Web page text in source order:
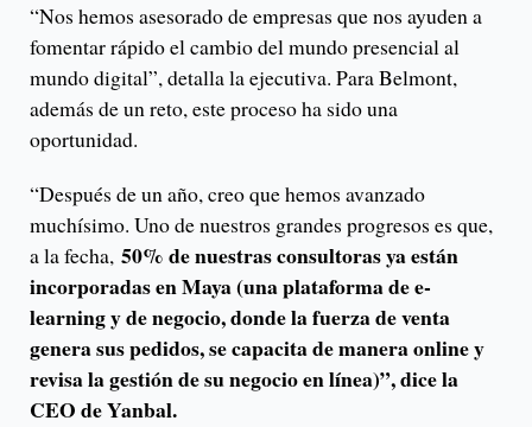
“Nos hemos asesorado de empresas que nos ayuden a
fomentar rápido el cambio del mundo presencial al
mundo digital”, detalla la ejecutiva. Para Belmont,
además de un reto, este proceso ha sido una
oportunidad.
“Después de un año, creo que hemos avanzado
muchísimo. Uno de nuestros grandes progresos es que,
a la fecha, 50% de nuestras consultoras ya están
incorporadas en Maya (una plataforma de e-
learning y de negocio, donde la fuerza de venta
genera sus pedidos, se capacita de manera online y
revisa la gestión de su negocio en línea)”, dice la
CEO de Yanbal.